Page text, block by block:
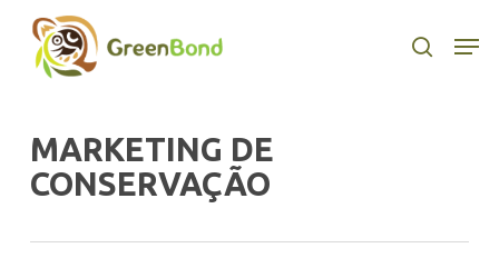
main
content
search
MARKETING DE
CONSERVAÇÃO